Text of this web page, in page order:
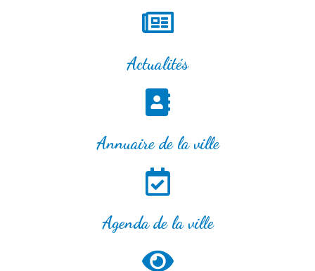
Actualités
Annuaire de la ville
Agenda de la ville